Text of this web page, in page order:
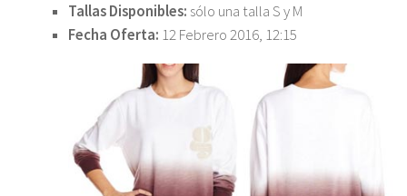
Tallas Disponibles: sólo una talla S y M
Fecha Oferta: 12 Febrero 2016, 12:15